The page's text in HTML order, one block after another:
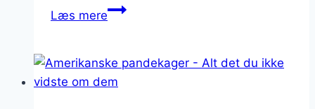
Læs merePandekager
med
hindbær